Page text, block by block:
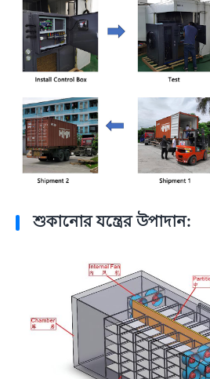
শুকানোর যন্ত্রের উপাদান: